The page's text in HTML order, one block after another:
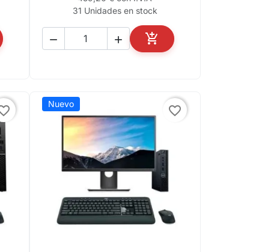
AL CARRITO
31 Unidades en stock
  
AÑADIR AL CARRITO
Nuevo favorite_border